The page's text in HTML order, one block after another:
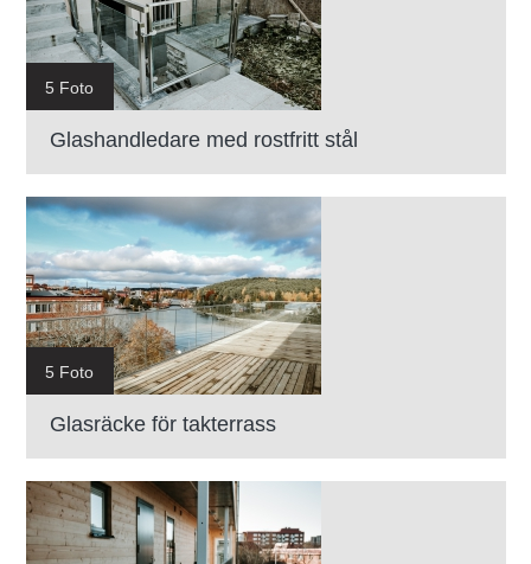
5 Foto
Glashandledare med rostfritt stål
5 Foto
Glasräcke för takterrass